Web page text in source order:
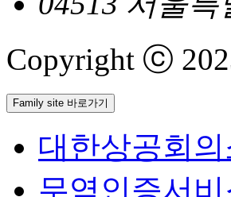
Copyright ⓒ
Family site 바로가기
대한상공회의
무역인증서비